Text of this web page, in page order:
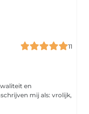
11
en
mij als: vrolijk,